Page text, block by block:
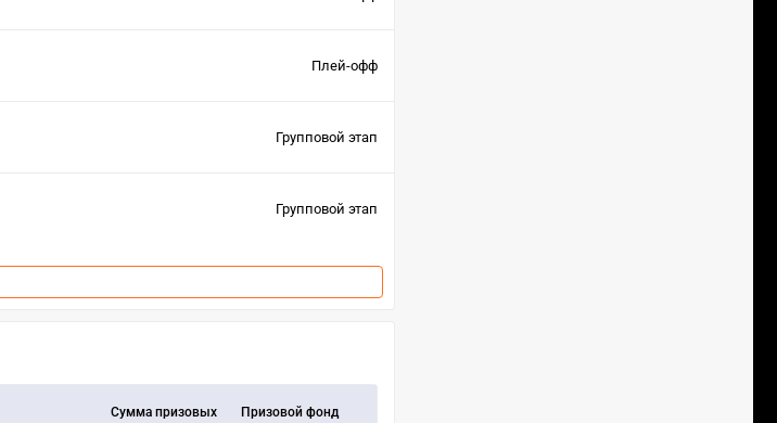
Плей-офф
Групповой этап
Групповой этап
Сумма призовых Призовой фонд